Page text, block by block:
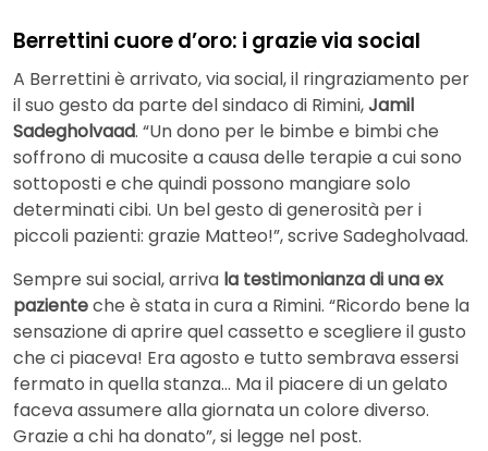
Berrettini cuore d’oro: i grazie via social
A Berrettini è arrivato, via social, il ringraziamento per
il suo gesto da parte del sindaco di Rimini,Jamil
Sadegholvaad. “Un dono per le bimbe e bimbi che
soffrono di mucosite a causa delle terapie a cui sono
sottoposti e che quindi possono mangiare solo
determinati cibi. Un bel gesto di generosità per i
piccoli pazienti: grazie Matteo!”, scrive Sadegholvaad.
Sempre sui social, arriva la testimonianza di una ex
pazienteche è stata in cura a Rimini. “Ricordo bene la
sensazione di aprire quel cassetto e scegliere il gusto
che ci piaceva! Era agosto e tutto sembrava essersi
fermato in quella stanza… Ma il piacere di un gelato
faceva assumere alla giornata un colore diverso.
Grazie a chi ha donato”, si legge nel post.